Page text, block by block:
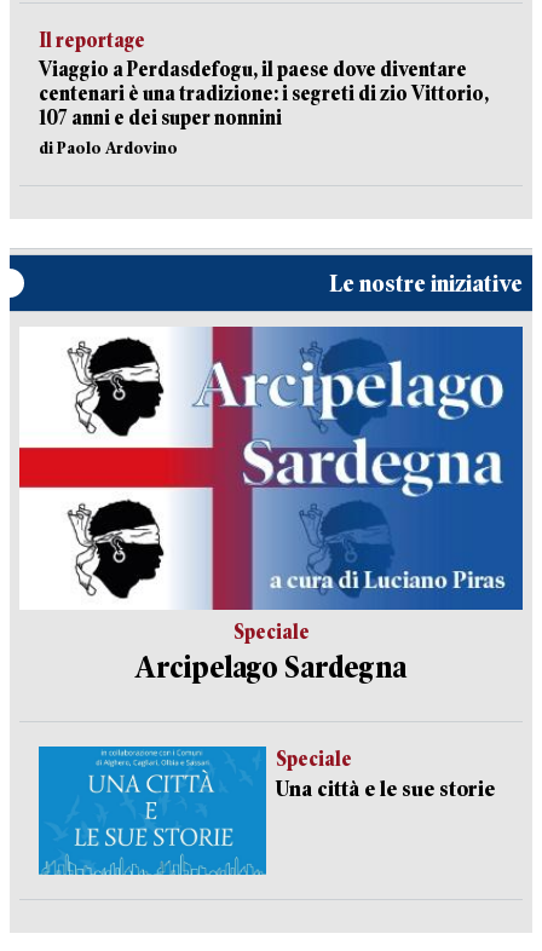
Il reportage
Viaggio a Perdasdefogu, il paese dove diventare
centenari è una tradizione: i segreti di zio Vittorio,
107 anni e dei super nonnini
di Paolo Ardovino
Le nostre iniziative
Speciale
Arcipelago Sardegna
Speciale
Una città e le sue storie